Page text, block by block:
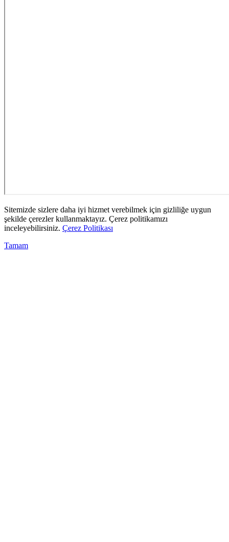
Sitemizde sizlere daha iyi hizmet verebilmek için gizliliğe uygun
şekilde çerezler kullanmaktayız. Çerez politikamızı
inceleyebilirsiniz. Çerez Politikası
Tamam